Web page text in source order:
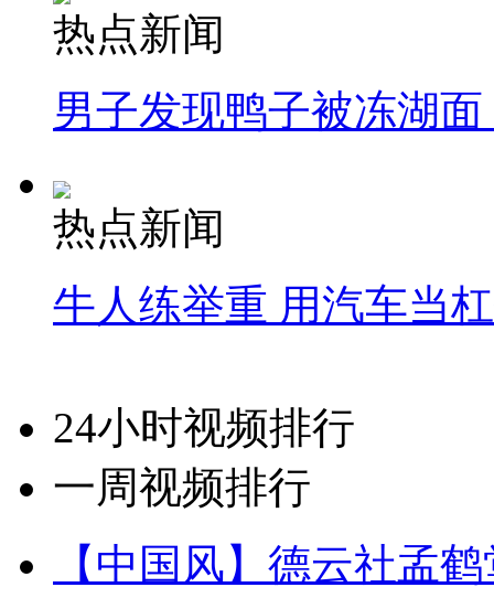
热点新闻
男子发现鸭子被冻湖
热点新闻
牛人练举重 用汽车当
24小时视频排行
一周视频排行
【中国风】德云社孟